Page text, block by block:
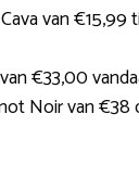
van
€33,00
Noir van €38